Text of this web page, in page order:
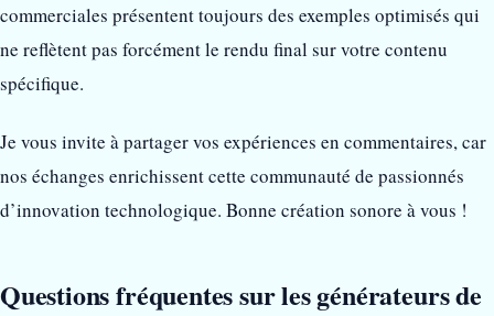
commerciales présentent toujours des exemples optimisés qui
ne reflètent pas forcément le rendu final sur votre contenu
spécifique.
Je vous invite à partager vos expériences en commentaires, car
nos échanges enrichissent cette communauté de passionnés
d’innovation technologique. Bonne création sonore à vous !
Questions fréquentes sur les générateurs de